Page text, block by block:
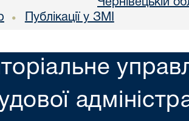
Чернiвецькій
• Публікації у ЗМІ